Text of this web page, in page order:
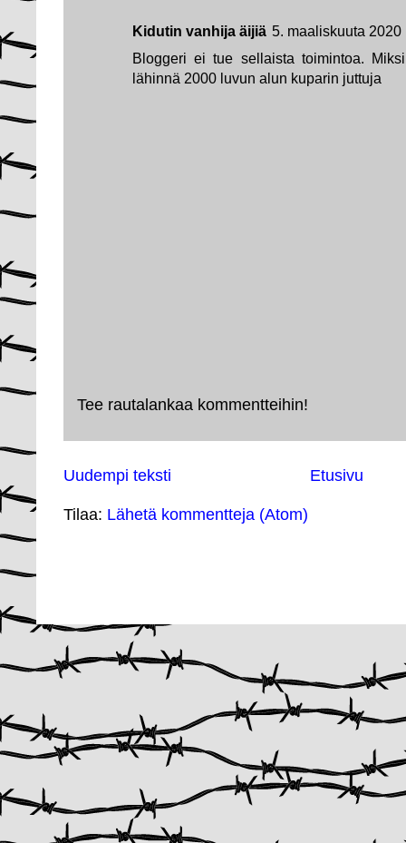
Kidutin vanhija äijiä 5. maaliskuuta 2020
Bloggeri ei tue sellaista toimintoa.
lähinnä 2000 luvun alun kuparin juttuja
Tee rautalankaa kommentteihin!
Uudempi teksti Etusivu
Tilaa: Lähetä kommentteja (Atom)